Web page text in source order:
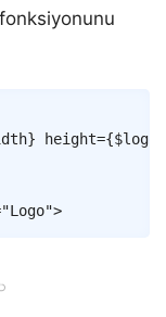
fonksiyonunu
} height={$logo
"Logo">